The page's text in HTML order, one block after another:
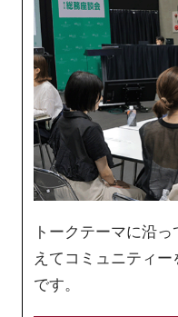
トークテーマに沿
えてコミュニティ
です。